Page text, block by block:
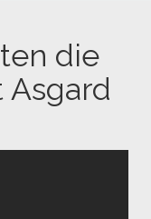
die
Asgard